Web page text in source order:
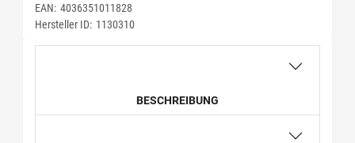
EAN: 4036351011828
Hersteller ID: 1130310
BESCHREIBUNG